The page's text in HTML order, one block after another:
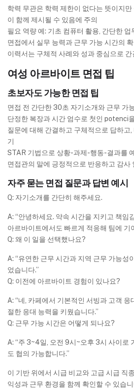
학력 무관은 학력 제한이 없다는 뜻이지
이 함께 제시될 수 있음에 주의
필요 역량 예: 기초 컴퓨터 활용, 간단한 업
면접에서 실무 능력과 근무 가능 시간의
이력서는 구체적 사례와 성과 중심으로
여성 아르바이트 면접 팁
초보자도 가능한 면접 팁
면접 전 간단한 30초 자기소개와 근무 가
단정한 복장과 시간 엄수로 첫인 potenci
질문에 대해 간결하고 구체적으로 답하고
기
STAR 기법으로 상황-과제-행동-결과를
면접관의 말에 긍정적으로 반응하고 감사
자주 묻는 면접 질문과 답변 예시
Q: 자기소개를 간단히 해주세요.
A: “안녕하세요. 약속 시간을 지키고 책임
아르바이트에서도 빠르게 적응해 팀에 기
Q: 왜 이 일을 선택했나요?
A: “유연한 근무 시간과 지역 근무 가능성
었습니다.”
Q: 이전에 아르바이트 경험이 있나요?
A: “네, 카페에서 기본적인 서빙과 고객 응
절한 응대 능력을 키웠습니다.”
Q: 근무 가능 시간은 어떻게 되나요?
A: “주 3~4일, 오전 9시~오후 3시 사이로
도 협의 가능합니다.”
이 기반 위에서 시급 비교와 고급 시급 직
익성과 근무 환경을 함께 확인할 수 있습